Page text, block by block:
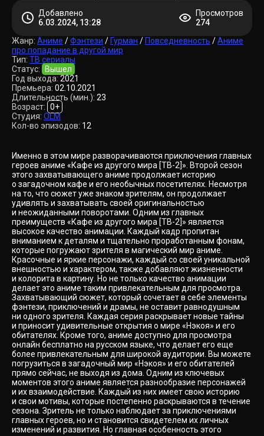
Добавлено
6.03.2024, 13:28
Просмотров
274
Жанр: Аниме /Фэнтези / Гурман / Повседневность /Аниме
про попадание в другой мир
Тип: ТВ сериалы
Статус:
Вышел
Год выхода: 2021
Премьера: 02.10.2021
Длительность (мин.): 23
Возраст: 0+
Студия: OLM
Кол-во эпизодов: 12
Именно в этом мире разворачиваются приключения главных
героев аниме «Кафе из другого мира [ТВ-2]». Второй сезон
этого захватывающего аниме продолжает историю
о загадочном кафе и его необычных посетителях. Несмотря
на то, что сюжет уже знаком зрителям, он продолжает
удивлять и захватывать своей оригинальностью
и неожиданными поворотами. Одним из главных
преимуществ «Кафе из другого мира [ТВ-2]» является
высокое качество анимации. Каждый кадр пропитан
вниманием к деталям и тщательно проработанным фонам,
которые погружают зрителя в магический мир аниме.
Красочные и яркие персонажи, каждый со своей уникальной
внешностью и характером, также добавляют жизненности
и колорита в картину. Но не только качество анимации
делает это аниме таким привлекательным для просмотра.
Захватывающий сюжет, который сочетает в себе элементы
фэнтези, приключений и драмы, не оставит равнодушным
ни одного зрителя. Каждая серия раскрывает новые тайны
и приносит удивительные открытия о мире «Нэкоя» и его
обитателях. Кроме того, аниме доступно для просмотра
онлайн бесплатно на русском языке, что делает его еще
более привлекательным для широкой аудитории. Вы можете
погрузиться в загадочный мир «Нэкоя» и его обитателей
прямо сейчас, не выходя из дома. Одним из ключевых
моментов этого аниме является разнообразие персонажей
и их взаимодействие. Каждый из них имеет свою историю
и свои мотивы, которые постепенно раскрываются в течение
сезона. Зритель не только наблюдает за приключениями
главных героев, но и становится свидетелем их личных
изменений и развития. Но главная особенность этого